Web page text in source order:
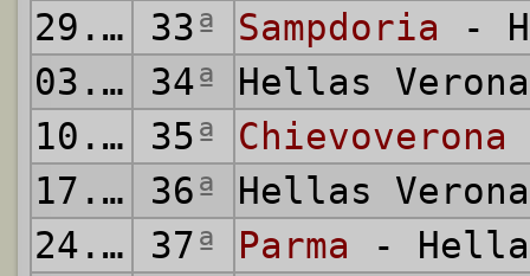
29.04.2015
33ª Sampdoria -
03.05.2015
34ª
Hellas
10.05.2015
35ª Chievoverona
17.05.2015
36ª
Hellas
24.05.2015
37ª Parma -